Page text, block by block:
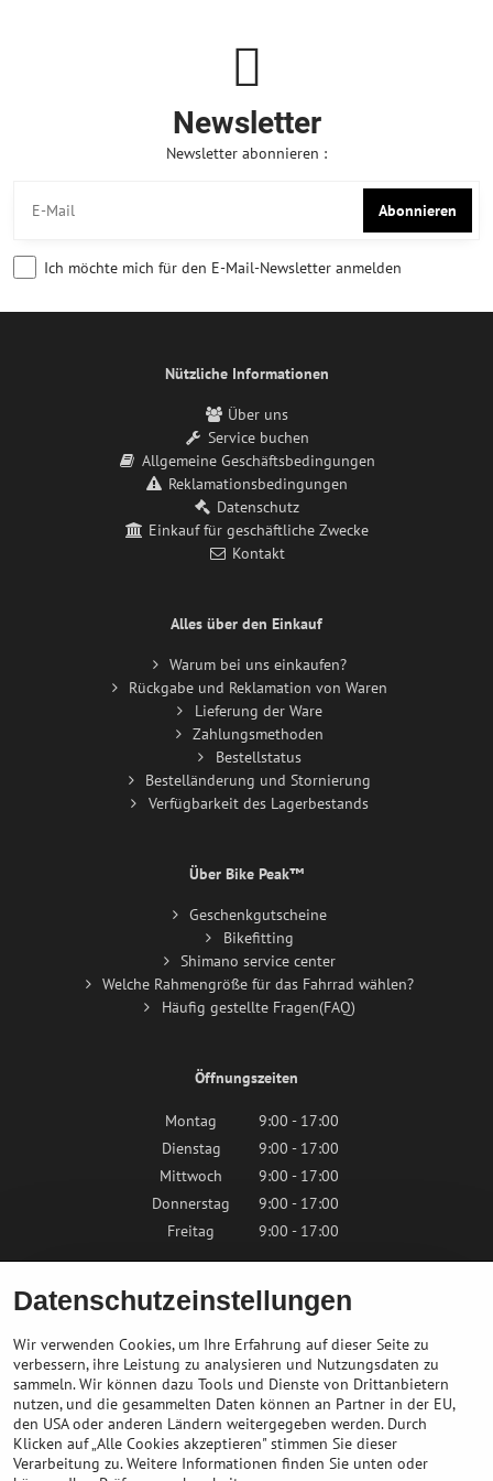
Newsletter
Newsletter abonnieren :
Abonnieren
Ich möchte mich für den E-Mail-Newsletter anmelden
Nützliche Informationen
Über uns
Service buchen
Allgemeine Geschäftsbedingungen
Reklamationsbedingungen
Datenschutz
Einkauf für geschäftliche Zwecke
Kontakt
Alles über den Einkauf
Warum bei uns einkaufen?
Rückgabe und Reklamation von Waren
Lieferung der Ware
Zahlungsmethoden
Bestellstatus
Bestelländerung und Stornierung
Verfügbarkeit des Lagerbestands
Über Bike Peak™
Geschenkgutscheine
Bikefitting
Shimano service center
Welche Rahmengröße für das Fahrrad wählen?
Häufig gestellte Fragen(FAQ)
Öffnungszeiten
Montag
9:00 - 17:00
Dienstag
9:00 - 17:00
Mittwoch
9:00 - 17:00
Donnerstag
9:00 - 17:00
Freitag
9:00 - 17:00
Samstag
9:00 - 12:00
Sonntag
Geschlossen
Kontaktieren Sie uns
info@bikepeak.at
+436764858804
Datenschutzeinstellungen
Wir verwenden Cookies, um Ihre Erfahrung auf dieser Seite zu
verbessern, ihre Leistung zu analysieren und Nutzungsdaten zu
sammeln. Wir können dazu Tools und Dienste von Drittanbietern
nutzen, und die gesammelten Daten können an Partner in der EU,
den USA oder anderen Ländern weitergegeben werden. Durch
Klicken auf „Alle Cookies akzeptieren" stimmen Sie dieser
Verarbeitung zu. Weitere Informationen finden Sie unten oder